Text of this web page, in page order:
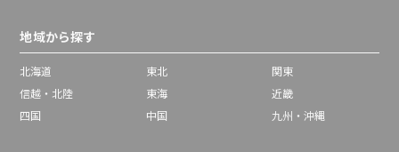
地域から探す
北海道 東北
関東
信越・北陸
東海
近畿
四国
中国 九州・沖縄